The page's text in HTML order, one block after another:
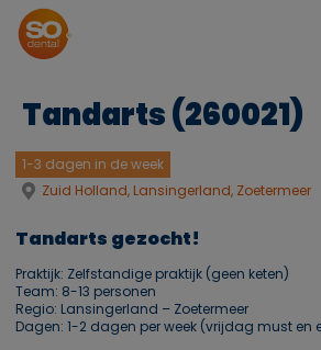
Tandarts (260021)
1-3 dagen in de week
Zuid Holland, Lansingerland, Zoetermeer
Tandarts gezocht!
Praktijk: Zelfstandige praktijk (geen keten)
Team: 8-13 personen
Regio: Lansingerland – Zoetermeer
Dagen: 1-2 dagen per week (vrijdag must